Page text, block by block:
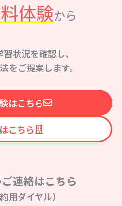
体験から
状況を確認し、
をご提案します。
はこちら
こちら
連絡はこちら
用ダイヤル）